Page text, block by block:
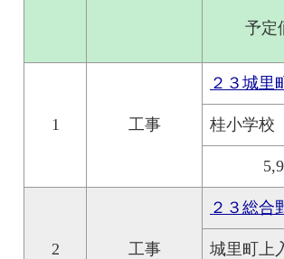
予定
1 工事
２３城里
桂小学校
2 工事
２３総合
城里町上